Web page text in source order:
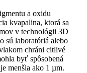
a oxidu
kvapalina, ktorá sa
v technológii 3D
sú laboratóriá alebo
chráni citlivé
byť spôsobená
menšia ako 1 µm.